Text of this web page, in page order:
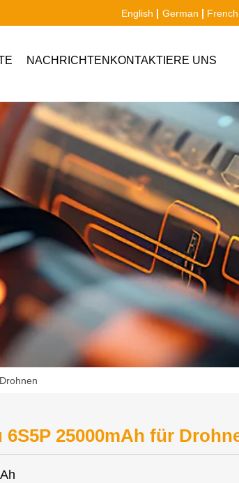
English German French
NACHRICHTEN KONTAKTIERE UNS
25000mAh für